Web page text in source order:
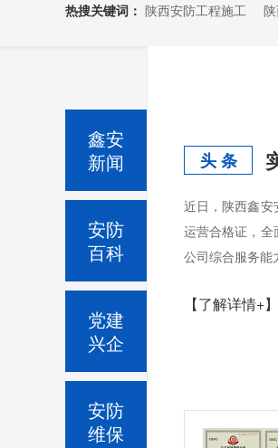
热搜关键词： 陕西安防工程施工
头 条
近日，陕西鑫安
运营合格证，全
公司综合服务能
【了解详情+】
鑫安
新闻
安防
百科
党建
兴企
安防
维保